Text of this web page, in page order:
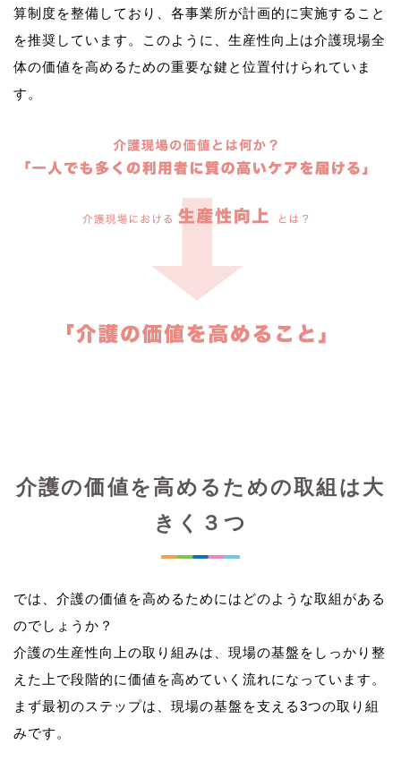
算制度を整備しており、各事業所が計画的に実施すること
を推奨しています。このように、生産性向上は介護現場全
体の価値を高めるための重要な鍵と位置付けられていま
介護の価値を高めるための取組は大
きく３つ
では、介護の価値を高めるためにはどのような取組がある
のでしょうか？
介護の生産性向上の取り組みは、現場の基盤をしっかり整
えた上で段階的に価値を高めていく流れになっています。
まず最初のステップは、現場の基盤を支える3つの取り組